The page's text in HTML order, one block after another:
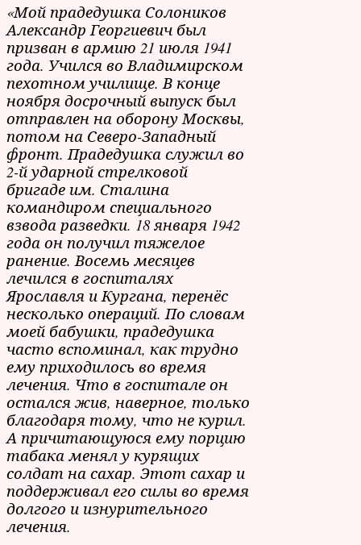
«Мой прадедушка Солоников
Александр Георгиевич был
призван в армию 21 июля 1941
года. Учился во Владимирском
пехотном училище. В конце
ноября досрочный выпуск был
отправлен на оборону Москвы,
потом на Северо-Западный
фронт. Прадедушка служил во
2-й ударной стрелковой
бригаде им. Сталина
командиром специального
взвода разведки. 18 января 1942
года он получил тяжелое
ранение. Восемь месяцев
лечился в госпиталях
Ярославля и Кургана, перенёс
несколько операций. По словам
моей бабушки, прадедушка
часто вспоминал, как трудно
ему приходилось во время
лечения. Что в госпитале он
остался жив, наверное, только
благодаря тому, что не курил.
А причитающуюся ему порцию
табака менял у курящих
солдат на сахар. Этот сахар и
поддерживал его силы во время
долгого и изнурительного
лечения.